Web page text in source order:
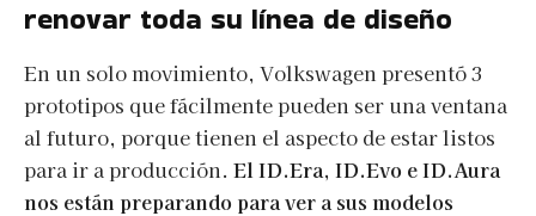
renovar toda su línea de diseño
En un solo movimiento, Volkswagen presentó 3
prototipos que fácilmente pueden ser una ventana
al futuro, porque tienen el aspecto de estar listos
para ir a producción. El ID.Era, ID.Evo e ID.Aura
nos están preparando para ver a sus modelos